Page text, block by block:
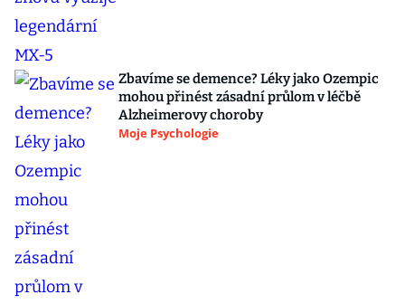
Zbavíme se demence? Léky jako Ozempic
mohou přinést zásadní průlom v léčbě
Alzheimerovy choroby
Moje Psychologie